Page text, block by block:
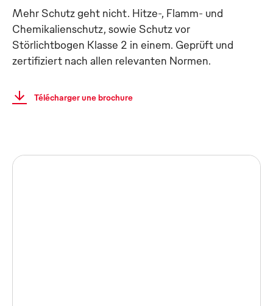
Mehr Schutz geht nicht. Hitze-, Flamm- und
Chemikalienschutz, sowie Schutz vor
Störlichtbogen Klasse 2 in einem. Geprüft und
zertifiziert nach allen relevanten Normen.
Télécharger une brochure